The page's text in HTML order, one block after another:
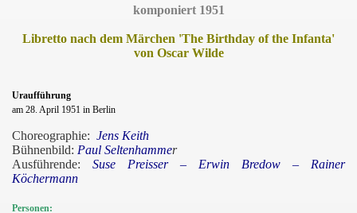
komponiert 1951
Libretto nach dem Märchen 'The Birthday of the Infanta'
von Oscar Wilde
Uraufführung
am 28. April 1951 in Berlin
Choreographie: Jens Keith
Bühnenbild: Paul Seltenhammer
Ausführende: Suse Preisser – Erwin Bredow – Rainer
Köchermann
Personen: